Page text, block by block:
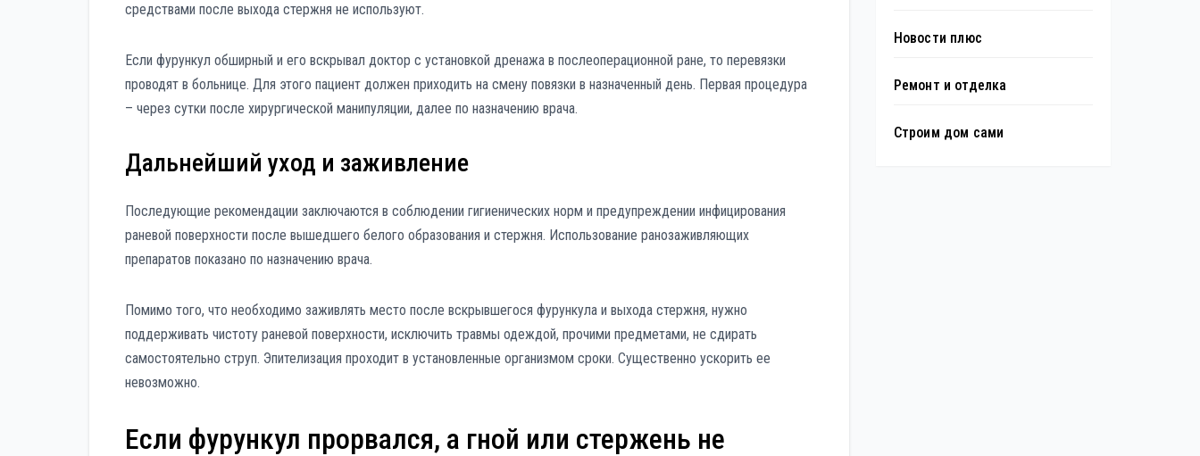
средствами после выхода стержня не используют.
Если фурункул обширный и его вскрывал доктор с установкой дренажа в послеоперационной ране, то перевязки
проводят в больнице. Для этого пациент должен приходить на смену повязки в назначенный день. Первая процедура
– через сутки после хирургической манипуляции, далее по назначению врача.
Дальнейший уход и заживление
Последующие рекомендации заключаются в соблюдении гигиенических норм и предупреждении инфицирования
раневой поверхности после вышедшего белого образования и стержня. Использование ранозаживляющих
препаратов показано по назначению врача.
Помимо того, что необходимо заживлять место после вскрывшегося фурункула и выхода стержня, нужно
поддерживать чистоту раневой поверхности, исключить травмы одеждой, прочими предметами, не сдирать
самостоятельно струп. Эпителизация проходит в установленные организмом сроки. Существенно ускорить ее
невозможно.
Если фурункул прорвался, а гной или стержень не
Новости плюс
Ремонт и отделка
Строим дом сами